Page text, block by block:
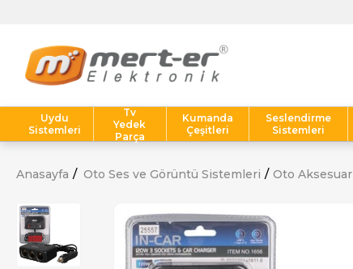
Uydu
Sistemleri
Tv
Yedek
Parça
Kumanda
Çeşitleri
Seslendirme
Sistemleri
Anasayfa Oto Ses ve Görüntü Sistemleri Oto